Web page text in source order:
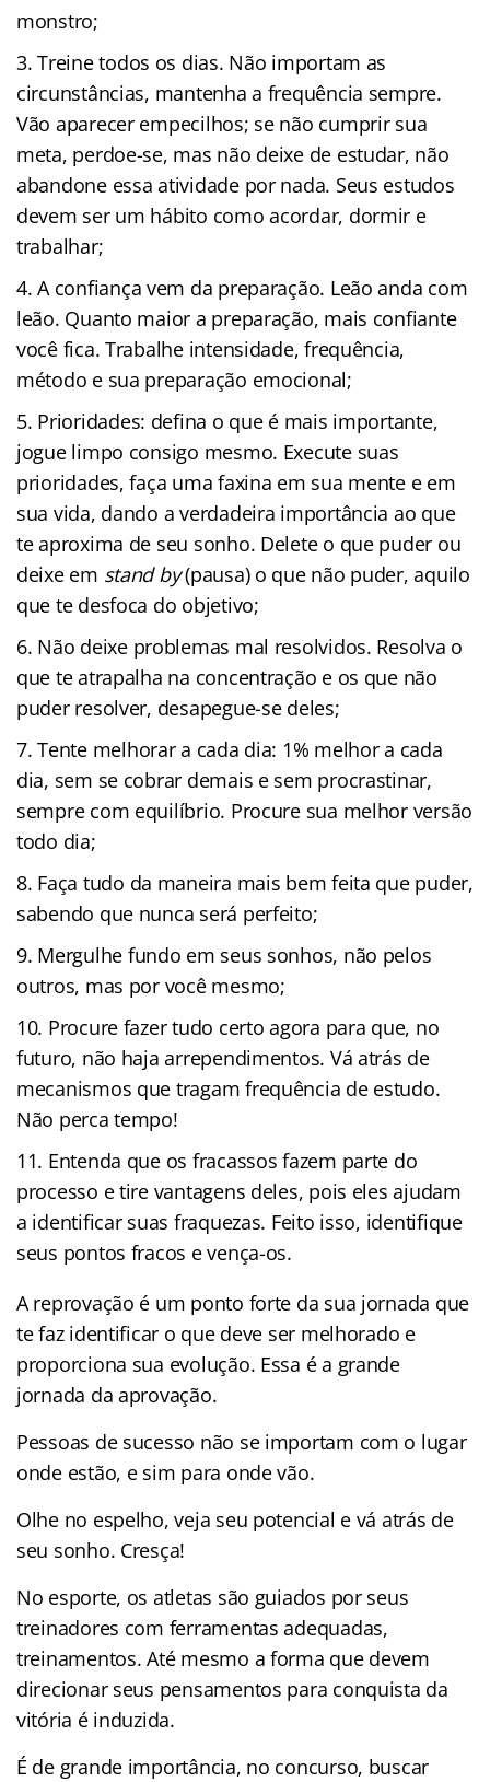
monstro;
Treine todos os dias. Não importam as
circunstâncias, mantenha a frequência sempre.
Vão aparecer empecilhos; se não cumprir sua
meta, perdoe-se, mas não deixe de estudar, não
abandone essa atividade por nada. Seus estudos
devem ser um hábito como acordar, dormir e
trabalhar;
A confiança vem da preparação. Leão anda com
leão. Quanto maior a preparação, mais confiante
você fica. Trabalhe intensidade, frequência,
método e sua preparação emocional;
Prioridades: defina o que é mais importante,
jogue limpo consigo mesmo. Execute suas
prioridades, faça uma faxina em sua mente e em
sua vida, dando a verdadeira importância ao que
te aproxima de seu sonho. Delete o que puder ou
deixe em stand by(pausa) o que não puder, aquilo
que te desfoca do objetivo;
Não deixe problemas mal resolvidos. Resolva o
que te atrapalha na concentração e os que não
puder resolver, desapegue-se deles;
Tente melhorar a cada dia: 1% melhor a cada
dia, sem se cobrar demais e sem procrastinar,
sempre com equilíbrio. Procure sua melhor versão
todo dia;
Faça tudo da maneira mais bem feita que puder,
sabendo que nunca será perfeito;
Mergulhe fundo em seus sonhos, não pelos
outros, mas por você mesmo;
Procure fazer tudo certo agora para que, no
futuro, não haja arrependimentos. Vá atrás de
mecanismos que tragam frequência de estudo.
Não perca tempo!
Entenda que os fracassos fazem parte do
processo e tire vantagens deles, pois eles ajudam
a identificar suas fraquezas. Feito isso, identifique
seus pontos fracos e vença-os.
A reprovação é um ponto forte da sua jornada que
te faz identificar o que deve ser melhorado e
proporciona sua evolução. Essa é a grande
jornada da aprovação.
Pessoas de sucesso não se importam com o lugar
onde estão, e sim para onde vão.
Olhe no espelho, veja seu potencial e vá atrás de
seu sonho. Cresça!
No esporte, os atletas são guiados por seus
treinadores com ferramentas adequadas,
treinamentos. Até mesmo a forma que devem
direcionar seus pensamentos para conquista da
vitória é induzida.
É de grande importância, no concurso, buscar